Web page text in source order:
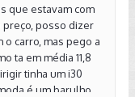
que estavam com
posso dizer
o carro, mas pego a
ta em média 11,8
tinha um i30
é um barulho